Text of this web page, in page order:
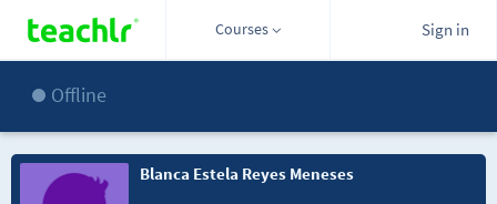
Courses Sign in
Offline
Blanca Estela Reyes Meneses